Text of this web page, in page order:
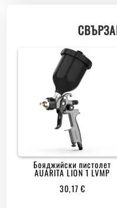
Бояджийски пистолет
AUARITA LION 1 LVMP
30,17€